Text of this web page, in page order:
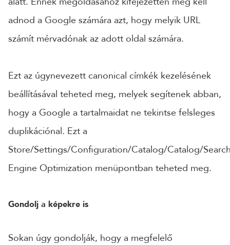
adnod a Google számára azt, hogy melyik URL
számít mérvadónak az adott oldal számára.
Ezt az úgynevezett canonical címkék kezelésének
beállításával teheted meg, melyek segítenek abban,
hogy a Google a tartalmaidat ne tekintse felsleges
duplikációnal. Ezt a
Store/Settings/Configuration/Catalog/Catalog/
Engine Optimization menüpontban teheted meg.
Gondolj a képekre is
Sokan úgy gondolják, hogy a megfelelő